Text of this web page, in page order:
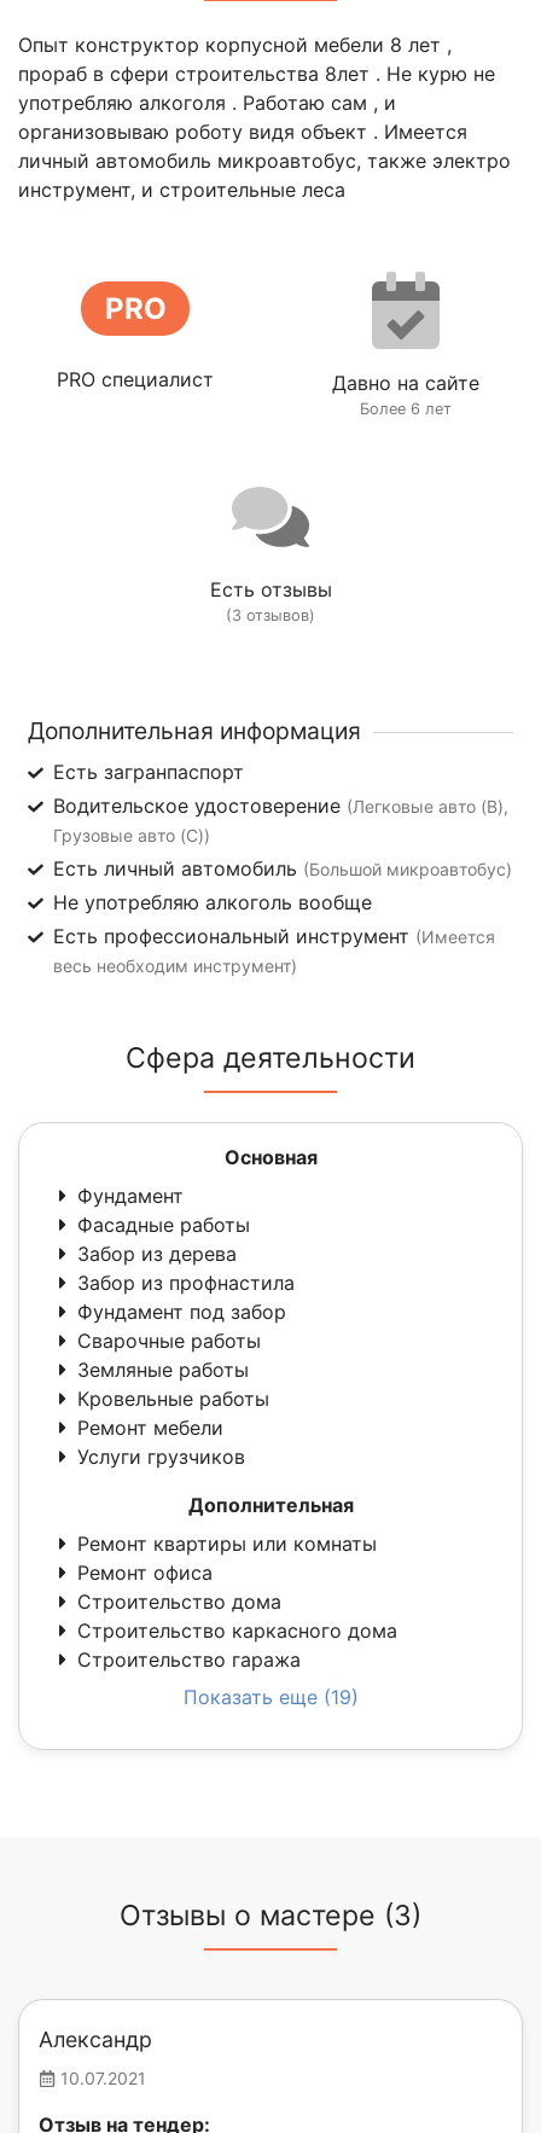
Опыт конструктор корпусной мебели 8 лет ,
прораб в сфери строительства 8лет . Не курю не
употребляю алкоголя . Работаю сам , и
организовываю роботу видя объект . Имеется
личный автомобиль микроавтобус, также электро
инструмент, и строительные леса
PRO
PRO специалист Давно на сайте
Более 6 лет
Есть отзывы
(3 отзывов)
Дополнительная информация
Есть загранпаспорт
Водительское удостоверение (Легковые авто (B),
Грузовые авто (C))
Есть личный автомобиль (Большой микроавтобус)
Не употребляю алкоголь вообще
Есть профессиональный инструмент (Имеется
весь необходим инструмент)
Сфера деятельности
Основная
Фундамент
Фасадные работы
Забор из дерева
Забор из профнастила
Фундамент под забор
Сварочные работы
Земляные работы
Кровельные работы
Ремонт мебели
Услуги грузчиков
Дополнительная
Ремонт квартиры или комнаты
Ремонт офиса
Строительство дома
Строительство каркасного дома
Строительство гаража
Показать еще (19)
Отзывы о мастере (3)
Александр
10.07.2021
Отзыв на тендер: